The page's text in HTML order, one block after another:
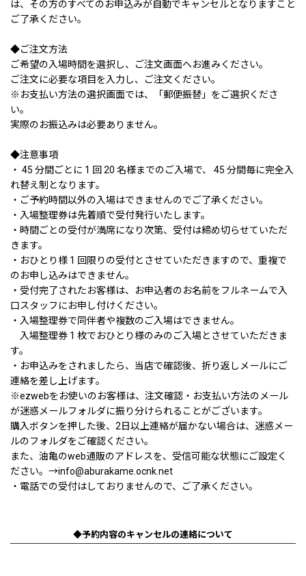
は、その方のすべてのお申込みが自動でキャンセルとなりますこと
ご了承ください。
◆ご注文方法
ご希望の入場時間を選択し、ご注文画面へお進みください。
ご注文に必要な項目を入力し、ご注文ください。
※お支払い方法の選択画面では、「郵便振替」をご選択くださ
い。
実際のお振込みは必要ありません。
◆注意事項
・ 45 分間ごとに 1 回 20 名様までのご入場で、 45 分間毎に完全入
れ替え制となります。
・ご予約時間以外の入場はできませんのでご了承ください。
・入場整理券は先着順で受付発行いたします。
・時間ごとの受付が満席になり次第、受付は締め切らせていただ
きます。
・おひとり様 1 回限りの受付とさせていただきますので、重複で
のお申し込みはできません。
・受付完了されたお客様は、お申込者のお名前をフルネームで入
口スタッフにお申し付けください。
・入場整理券で同伴者や複数のご入場はできません。
入場整理券 1 枚でおひとり様のみのご入場とさせていただきま
す。
・お申込みをされましたら、当店で確認後、折り返しメールにご
連絡を差し上げます。
※ezwebをお使いのお客様は、注文確認・お支払い方法のメール
が迷惑メールフォルダに振り分けられることがございます。
購入ボタンを押した後、2日以上連絡が届かない場合は、迷惑メー
ルのフォルダをご確認ください。
また、油亀のweb通販のアドレスを、受信可能な状態にご設定く
ださい。→info@aburakame.ocnk.net
・電話での受付はしておりませんので、ご了承ください。
◆予約内容のキャンセルの連絡について